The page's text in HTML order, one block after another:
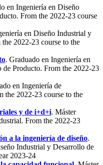
en Ingeniería en Diseño
From the 2022-23 course
en Diseño Industrial y
2022-23 course to the
. Graduado en Ingeniería en
Producto. From the 2022-23
en Ingeniería de
the 2022-23 course to the
y de i+d+i. Máster
From the 2022-23
a la ingeniería de diseño.
Industrial y Desarrollo de
2023-24